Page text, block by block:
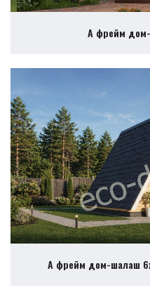
А фрейм
А фрейм дом-шалаш